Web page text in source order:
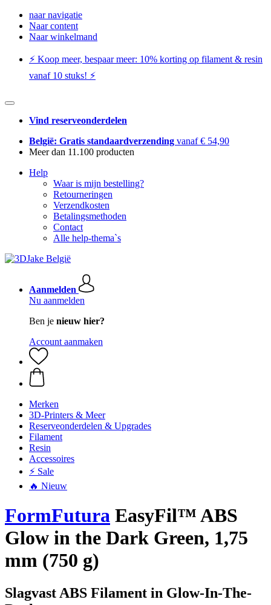
naar navigatie
Naar content
Naar winkelmand
⚡️ Koop meer, bespaar meer: ​​10% korting op filament & resin
vanaf 10 stuks! ⚡️
Vind reserveonderdelen
België: Gratis standaardverzending vanaf € 54,90
Meer dan 11.100 producten
Help
Waar is mijn bestelling?
Retourneringen
Verzendkosten
Betalingsmethoden
Contact
Alle help-thema`s
Aanmelden
Nu aanmelden
Ben je nieuw hier?
Account aanmaken
Merken
3D-Printers & Meer
Reserveonderdelen & Upgrades
Filament
Resin
Accessoires
⚡ Sale
🔥 Nieuw
FormFutura EasyFil™ ABS
Glow in the Dark Green, 1,75
mm (750 g)
Slagvast ABS Filament in Glow-In-The-